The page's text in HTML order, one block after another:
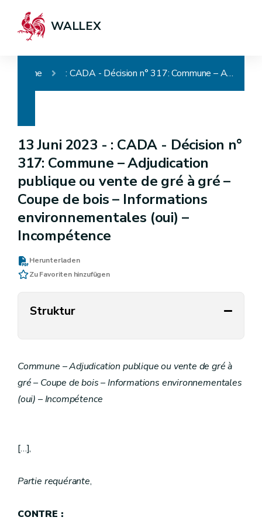
WALLEX
Home : CADA - Décision n° 317: Commune – Adjudication publique ou vente de gré à gré – Coupe de bois – Informations environnementales (oui) – Incompétence
13 Juni 2023 - : CADA - Décision n°
317: Commune – Adjudication
publique ou vente de gré à gré –
Coupe de bois – Informations
environnementales (oui) –
Incompétence
Herunterladen
Zu Favoriten hinzufügen
Struktur
Commune – Adjudication publique ou vente de gré à
gré – Coupe de bois – Informations environnementales
(oui) – Incompétence
[…],
Partie requérante,
CONTRE :